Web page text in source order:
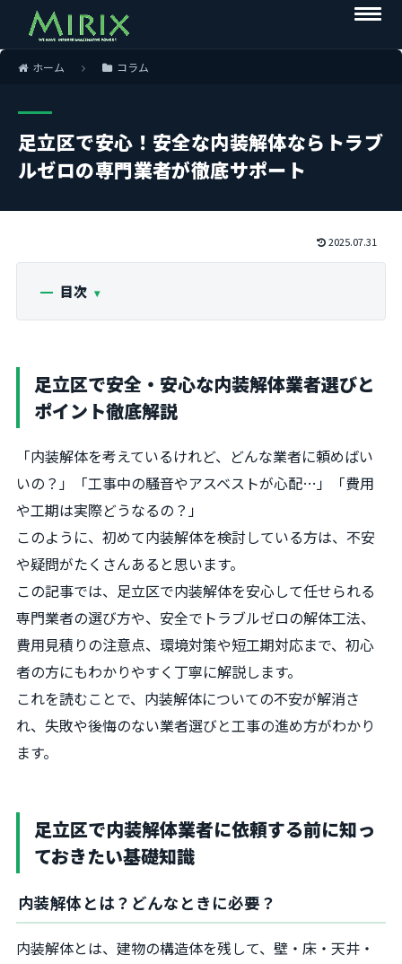
ホーム コラム
足立区で安心！安全な内装解体ならトラブ
ルゼロの専門業者が徹底サポート
2025.07.31
目次
足立区で安全・安心な内装解体業者選びと
ポイント徹底解説
「内装解体を考えているけれど、どんな業者に頼めばい
いの？」「工事中の騒音やアスベストが心配…」「費用
や工期は実際どうなるの？」
このように、初めて内装解体を検討している方は、不安
や疑問がたくさんあると思います。
この記事では、足立区で内装解体を安心して任せられる
専門業者の選び方や、安全でトラブルゼロの解体工法、
費用見積りの注意点、環境対策や短工期対応まで、初心
者の方にもわかりやすく丁寧に解説します。
これを読むことで、内装解体についての不安が解消さ
れ、失敗や後悔のない業者選びと工事の進め方がわかり
ます。
足立区で内装解体業者に依頼する前に知っ
ておきたい基礎知識
内装解体とは？どんなときに必要？
内装解体とは、建物の構造体を残して、壁・床・天井・